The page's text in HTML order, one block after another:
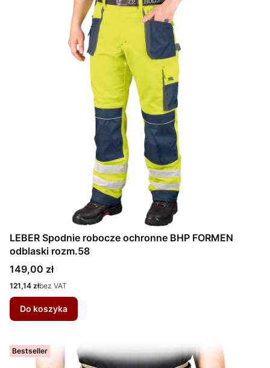
LEBER Spodnie robocze ochronne BHP FORMEN
odblaski rozm.58
Cena
149,00 zł
Cena
121,14 złbez VAT
Do koszyka
Bestseller